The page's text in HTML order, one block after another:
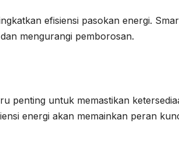
efisiensi pasokan energi.
mengurangi pemborosan.
penting untuk memastikan
energi akan memainkan peran